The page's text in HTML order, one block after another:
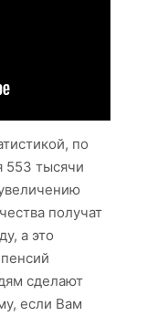
по
553 тысячи
получат
а это
сделают
если Вам